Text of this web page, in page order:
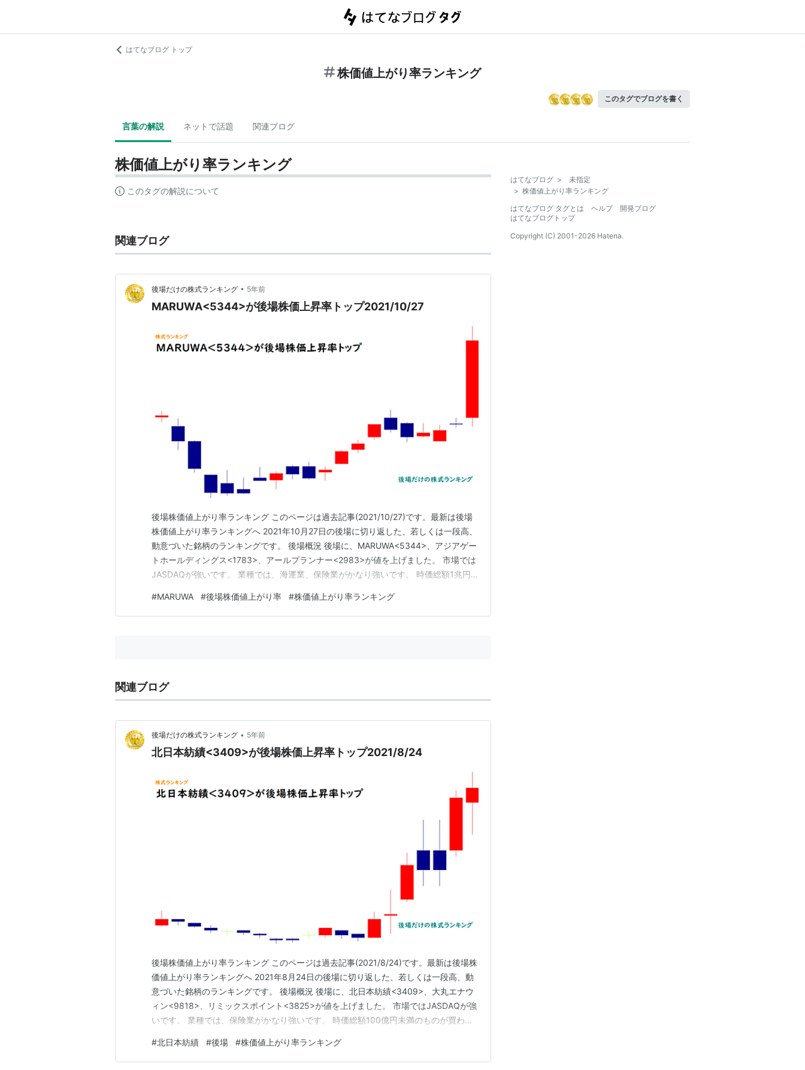
はてなブログ トップ
株価値上がり率ランキング
このタグでブログを書く
言葉の解説 ネットで話題 関連ブログ
株価値上がり率ランキング
このタグの解説について
関連ブログ
後場だけの株式ランキング • 5年前
MARUWA<5344>が後場株価上昇率トップ2021/10/27
後場株価値上がり率ランキング このページは過去記事(2021/10/27)です。最新は後場
株価値上がり率ランキングへ 2021年10月27日の後場に切り返した、若しくは一段高、
動意づいた銘柄のランキングです。 後場概況 後場に、MARUWA<5344>、アジアゲー
トホールディングス<1783>、アールプランナー<2983>が値を上げました。 市場では
JASDAQが強いです。 業種では、海運業、保険業がかなり強いです。 時価総額1兆円
来高値を付けた銘柄は17銘柄です。 日経平均株価は前日比-50.00円の29,…
#MARUWA #後場株価値上がり率 #株価値上がり率ランキング
関連ブログ
後場だけの株式ランキング • 5年前
北日本紡績<3409>が後場株価上昇率トップ2021/8/24
後場株価値上がり率ランキング このページは過去記事(2021/8/24)です。最新は後場株
価値上がり率ランキングへ 2021年8月24日の後場に切り返した、若しくは一段高、動
意づいた銘柄のランキングです。 後場概況 後場に、北日本紡績<3409>、大丸エナウ
ィン<9818>、リミックスポイント<3825>が値を上げました。 市場ではJASDAQが強
いです。 業種では、保険業がかなり強いです。 時価総額100億円未満のものが買われ
は41銘柄です。 日経平均株価は前日比+158.99円の27,653.23円で始ま…
#北日本紡績 #後場 #株価値上がり率ランキング
はてなブログ >
未指定
> 株価値上がり率ランキング
はてなブログ タグとは
ヘルプ
開発ブログ
はてなブログトップ
Copyright (C) 2001-2026 Hatena.